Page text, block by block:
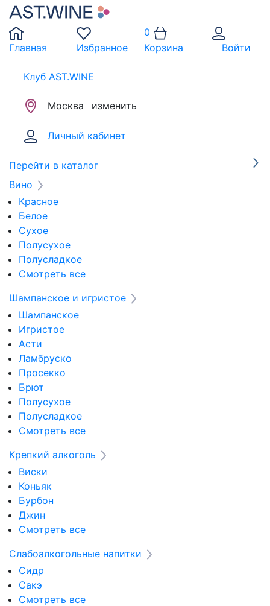
Главная Избранное
0
Корзина
Войти
Клуб AST.WINE
Москва изменить
Личный кабинет
Перейти в каталог
Вино
Красное
Белое
Сухое
Полусухое
Полусладкое
Смотреть все
Шампанское и игристое
Шампанское
Игристое
Асти
Ламбруско
Просекко
Брют
Полусухое
Полусладкое
Смотреть все
Крепкий алкоголь
Виски
Коньяк
Бурбон
Джин
Смотреть все
Слабоалкогольные напитки
Сидр
Сакэ
Смотреть все